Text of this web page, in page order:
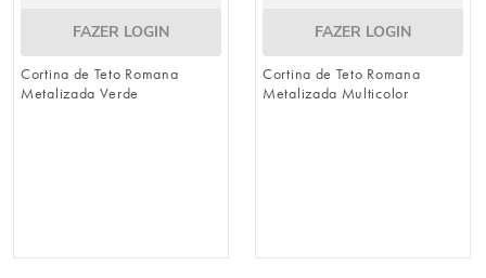
FAZER LOGIN
Cortina de Teto Romana
Metalizada Verde
FAZER LOGIN
Cortina de Teto Romana
Metalizada Multicolor